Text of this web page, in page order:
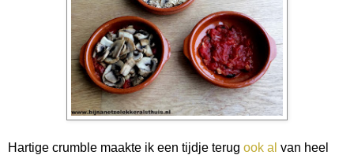
Hartige crumble maakte ik een tijdje terug ook al van heel